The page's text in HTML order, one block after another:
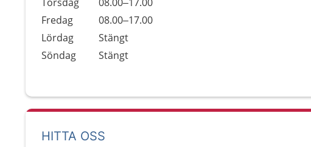
Fredag
08.00–17.00
Lördag
Stängt
Söndag
Stängt
HITTA OSS